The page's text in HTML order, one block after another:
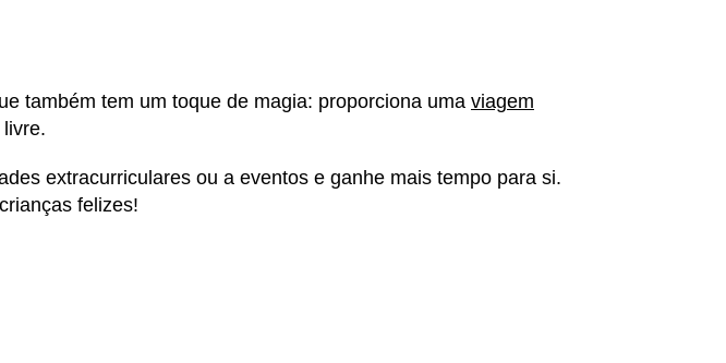
também tem um toque de magia: proporciona uma viagem
livre.
extracurriculares ou a eventos e ganhe mais tempo para si.
felizes!